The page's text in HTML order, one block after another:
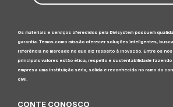
Os materiais e serviços oferecidos pela Divisystem possuem
garantia. Temos como missão oferecer soluções inteligentes,
referência no mercado no que diz respeito à inovação. Entre os
principais valores estão ética, respeito e sustentabilidade fazendo
empresa uma instituição séria, sólida e reconhecida no ramo da
civil.
CONTE CONOSCO